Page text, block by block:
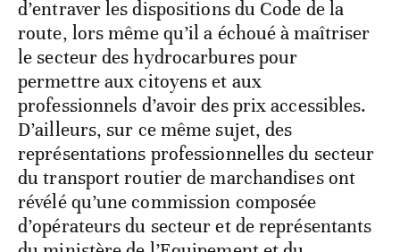
d’entraver les dispositions du Code de la
route, lors même qu’il a échoué à maîtriser
le secteur des hydrocarbures pour
permettre aux citoyens et aux
professionnels d’avoir des prix accessibles.
D’ailleurs, sur ce même sujet, des
représentations professionnelles du secteur
du transport routier de marchandises ont
révélé qu’une commission composée
d’opérateurs du secteur et de représentants